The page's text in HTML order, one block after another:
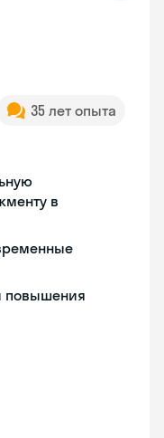
35 лет опыта
в
повышения